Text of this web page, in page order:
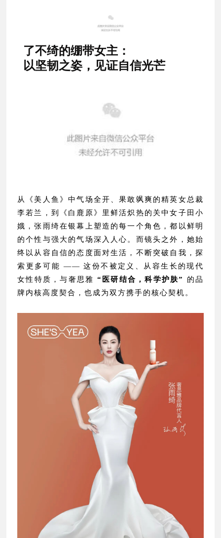
了不绮的绷带女主：
以坚韧之姿，见证自信光芒
从《美人鱼》中气场全开、果敢飒爽的精英女总裁
李若兰，到《白鹿原》里鲜活炽热的关中女子田小
娥，张雨绮在银幕上塑造的每一个角色，都以鲜明
的个性与强大的气场深入人心。而镜头之外，她始
终以从容自信的态度面对生活，不断突破自我，探
索更多可能 —— 这份不被定义、从容生长的现代
女性特质，与奢思雅 “医研结合，科学护肤”
的品
牌内核高度契合，也成为双方携手的核心契机。